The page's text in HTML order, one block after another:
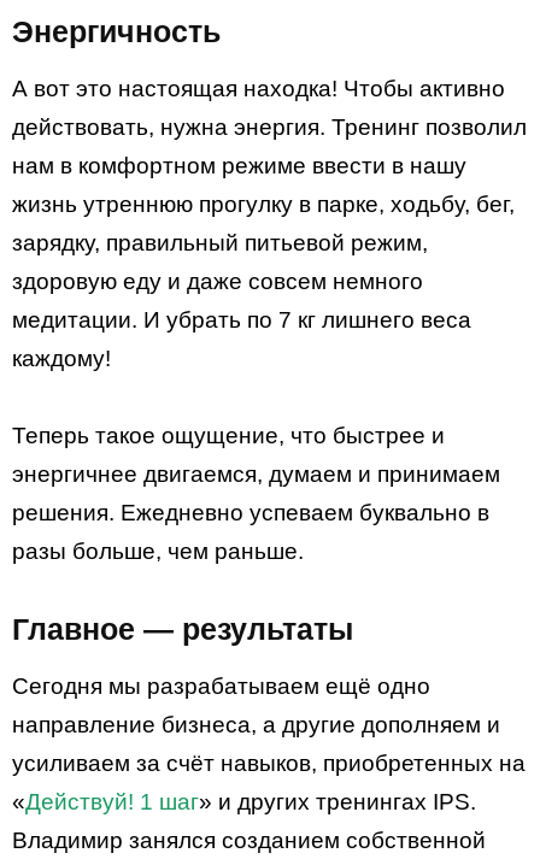
Энергичность
А вот это настоящая находка! Чтобы активно
действовать, нужна энергия. Тренинг позволил
нам в комфортном режиме ввести в нашу
жизнь утреннюю прогулку в парке, ходьбу, бег,
зарядку, правильный питьевой режим,
здоровую еду и даже совсем немного
медитации. И убрать по 7 кг лишнего веса
каждому!
Теперь такое ощущение, что быстрее и
энергичнее двигаемся, думаем и принимаем
решения. Ежедневно успеваем буквально в
разы больше, чем раньше.
Главное — результаты
Сегодня мы разрабатываем ещё одно
направление бизнеса, а другие дополняем и
усиливаем за счёт навыков, приобретенных на
«Действуй! 1 шаг» и других тренингах IPS.
Владимир занялся созданием собственной